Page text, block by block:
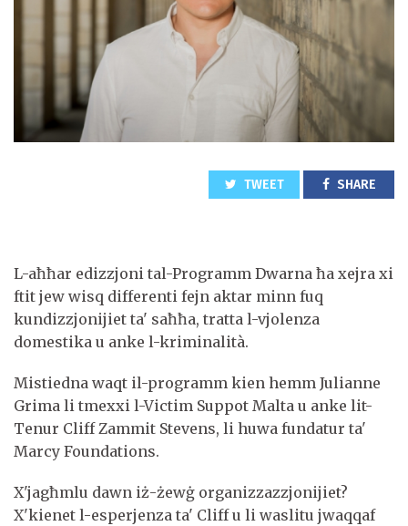
TWEET SHARE
L-aħħar edizzjoni tal-Programm Dwarna ħa xejra xi
ftit jew wisq differenti fejn aktar minn fuq
kundizzjonijiet ta' saħħa, tratta l-vjolenza
domestika u anke l-kriminalità.
Mistiedna waqt il-programm kien hemm Julianne
Grima li tmexxi l-Victim Suppot Malta u anke lit-
Tenur Cliff Zammit Stevens, li huwa fundatur ta'
Marcy Foundations.
X'jagħmlu dawn iż-żewġ organizzazzjonijiet?
X'kienet l-esperjenza ta' Cliff u li waslitu jwaqqaf